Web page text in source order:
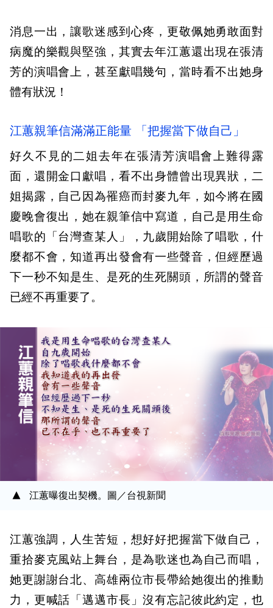
消息一出，讓歌迷感到心疼，更敬佩她勇敢面對
病魔的樂觀與堅強，其實去年江蕙還出現在張清
芳的演唱會上，甚至獻唱幾句，當時看不出她身
體有狀況！
江蕙親筆信滿滿正能量 「把握當下做自己」
好久不見的二姐去年在張清芳演唱會上難得露
面，還開金口獻唱，看不出身體曾出現異狀，二
姐揭露，自己因為罹癌而封麥九年，如今將在國
慶晚會復出，她在親筆信中寫道，自己是用生命
唱歌的「台灣查某人」，九歲開始除了唱歌，什
麼都不會，知道再出發會有一些聲音，但經歷過
下一秒不知是生、是死的生死關頭，所謂的聲音
已經不再重要了。
江蕙曝復出契機。圖／台視新聞
江蕙強調，人生苦短，想好好把握當下做自己，
重拾麥克風站上舞台，是為歌迷也為自己而唱，
她更謝謝台北、高雄兩位市長帶給她復出的推動
力，更喊話「邁邁市長」沒有忘記彼此約定，也